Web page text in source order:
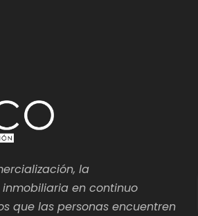
la
en continuo
que las personas encuentren